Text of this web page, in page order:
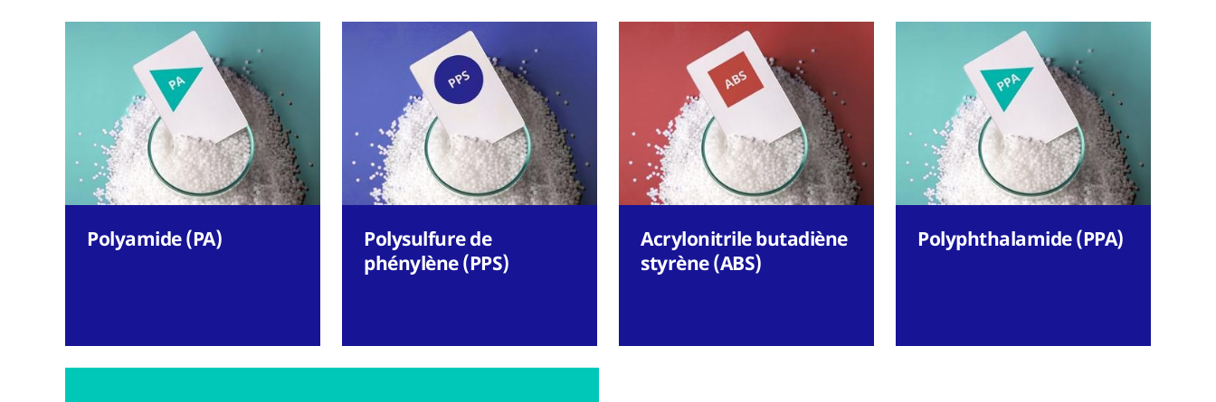
Polyamide (PA)
Polysulfure de
phénylène (PPS)
Acrylonitrile butadiène
styrène (ABS)
Polyphthalamide (PPA)